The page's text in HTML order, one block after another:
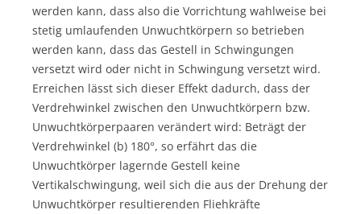
werden kann, dass also die Vorrichtung wahlweise bei
stetig umlaufenden Unwuchtkörpern so betrieben
werden kann, dass das Gestell in Schwingungen
versetzt wird oder nicht in Schwingung versetzt wird.
Erreichen lässt sich dieser Effekt dadurch, dass der
Verdrehwinkel zwischen den Unwuchtkörpern bzw.
Unwuchtkörperpaaren verändert wird: Beträgt der
Verdrehwinkel (b) 180°, so erfährt das die
Unwuchtkörper lagernde Gestell keine
Vertikalschwingung, weil sich die aus der Drehung der
Unwuchtkörper resultierenden Fliehkräfte